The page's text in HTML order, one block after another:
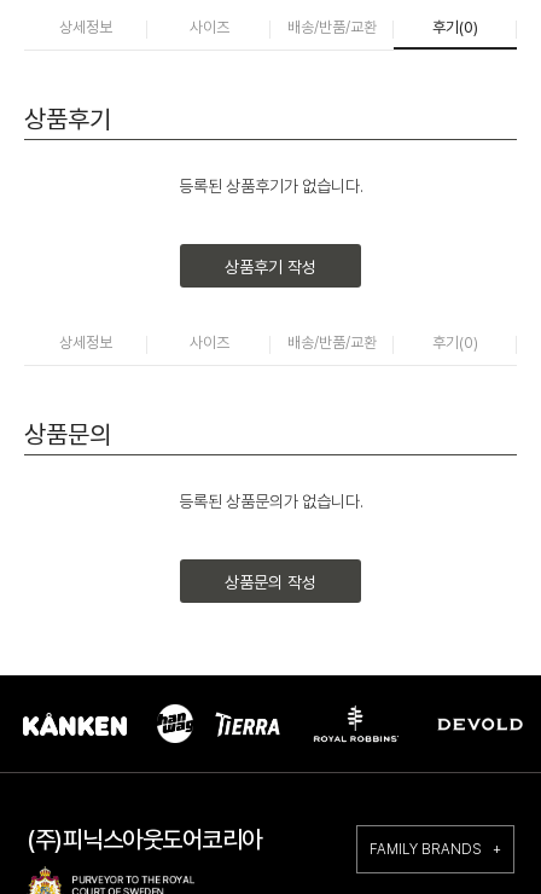
상세정보 사이즈 배송/반품/교환 후기(0)
상품후기
등록된 상품후기가 없습니다.
상품후기 작성
상세정보 사이즈 배송/반품/교환 후기(0)
상품문의
등록된 상품문의가 없습니다.
상품문의 작성
(주)피닉스아웃도어코리아 FAMILY BRANDS +